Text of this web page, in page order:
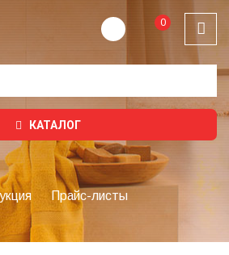
0
КАТАЛОГ
Прайс-листы